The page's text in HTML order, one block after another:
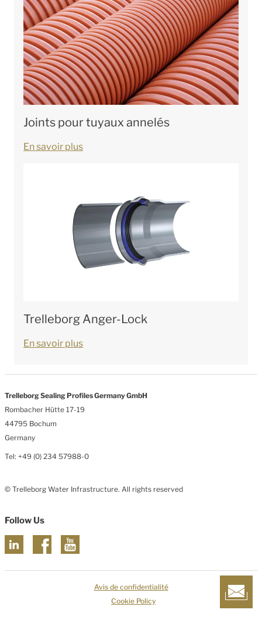
Joints pour tuyaux annelés
En savoir plus
Trelleborg Anger-Lock
En savoir plus
Trelleborg Sealing Profiles Germany GmbH
Rombacher Hütte 17-19
44795 Bochum
Germany
Tel: +49 (0) 234 57988-0
© Trelleborg Water Infrastructure. All rights reserved
Follow Us
Avis de confidentialité
Cookie Policy